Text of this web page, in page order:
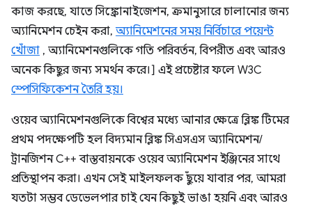
কাজ করছে, যাতে সিঙ্ক্রোনাইজেশন, ক্রমানুসারে চালানোর জন্য
অ্যানিমেশন চেইন করা, অ্যানিমেশনের সময় নির্বিচারে পয়েন্ট
খোঁজা , অ্যানিমেশনগুলিকে গতি পরিবর্তন, বিপরীত এবং আরও
অনেক কিছুর জন্য সমর্থন করে।] এই প্রচেষ্টার ফলে W3C
স্পেসিফিকেশন তৈরি হয়।
ওয়েব অ্যানিমেশনগুলিকে বিশ্বের মধ্যে আনার ক্ষেত্রে ব্লিঙ্ক টিমের
প্রথম পদক্ষেপটি হল বিদ্যমান ব্লিঙ্ক সিএসএস অ্যানিমেশন/
ট্রানজিশন C++ বাস্তবায়নকে ওয়েব অ্যানিমেশন ইঞ্জিনের সাথে
প্রতিস্থাপন করা। এখন সেই মাইলফলক ছুঁয়ে যাবার পর, আমরা
যতটা সম্ভব ডেভেলপার চাই যেন কিছুই ভাঙা হয়নি এবং আরও